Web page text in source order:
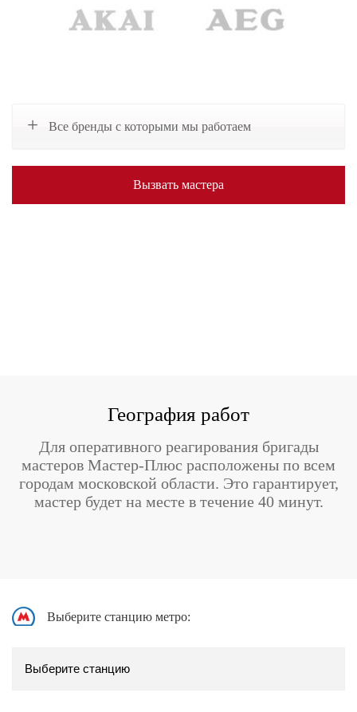
Все бренды с которыми мы работаем
Вызвать мастера
География работ
Для оперативного реагирования бригады
мастеров Мастер-Плюс расположены по всем
городам московской области. Это гарантирует,
мастер будет на месте в течение 40 минут.
Выберите станцию метро: